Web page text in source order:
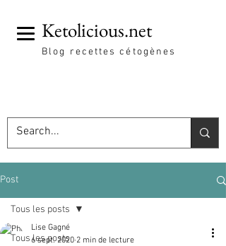
Ketolicious.net
Blog recettes cétogènes
Post
Tous les posts
Tous les posts
Lise Gagné
6 sept. 2020 2 min de lecture